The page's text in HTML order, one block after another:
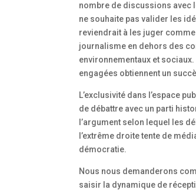
nombre de discussions avec
ne souhaite pas valider les
reviendrait à les juger
journalisme en dehors des
environnementaux et
engagées obtiennent un
L’exclusivité dans l’espace
de débattre avec un parti
l’argument selon lequel les
l’extrême droite tente de
démocratie.
Nous nous demanderons
saisir la dynamique de